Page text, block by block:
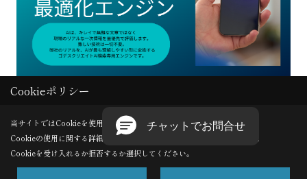
Copyright (c) GODDESS CREATE. All Rights Reserved.
Produced byゴデスクリエイト
Cookieポリシー
当サイトではCookieを使用します。
Cookieの使用に関する詳細は 「プライバシーポリシー
」をご覧ください。
Cookieを受け入れるか拒否するか選択してください。